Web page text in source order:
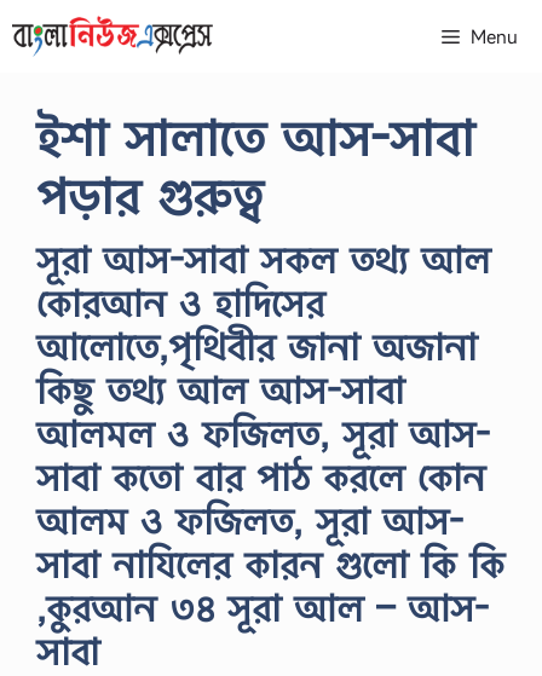
to
Menu
ইশা সালাতে আস-সাবা
পড়ার গুরুত্ব
সূরা আস-সাবা সকল তথ্য আল
কোরআন ও হাদিসের
আলোতে,পৃথিবীর জানা অজানা
কিছু তথ্য আল আস-সাবা
আলমল ও ফজিলত, সূরা আস-
সাবা কতো বার পাঠ করলে কোন
আলম ও ফজিলত, সূরা আস-
সাবা নাযিলের কারন গুলো কি কি
,কুরআন ৩৪ সূরা আল – আস-
সাবা